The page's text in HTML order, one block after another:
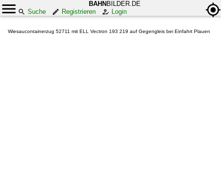
BAHN BILDER.DE
Suche
Registrieren Login
Wiesaucontainerzug 52711 mit ELL Vectron 193 219 auf Gegengleis bei Einfahrt Plauen